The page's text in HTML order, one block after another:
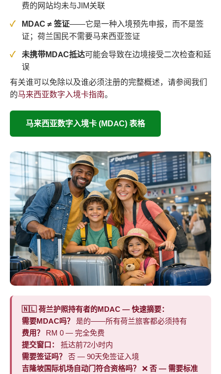
费的网站均未与JIM关联
MDAC ≠ 签证——它是一种入境预先申报，而不是签
证；荷兰国民不需要马来西亚签证
未携带MDAC抵达可能会导致在边境接受二次检查和延
误
有关谁可以免除以及谁必须注册的完整概述，请参阅我们
的马来西亚数字入境卡指南。
马来西亚数字入境卡 (MDAC) 表格
🇳🇱 荷兰护照持有者的MDAC — 快速摘要：
需要MDAC吗？ 是的——所有荷兰旅客都必须持有
费用？ RM 0 — 完全免费
提交窗口：
抵达前72小时内
需要签证吗？ 否 — 90天免签证入境
吉隆坡国际机场自动门符合资格吗？ ❌ 否 — 需要标准